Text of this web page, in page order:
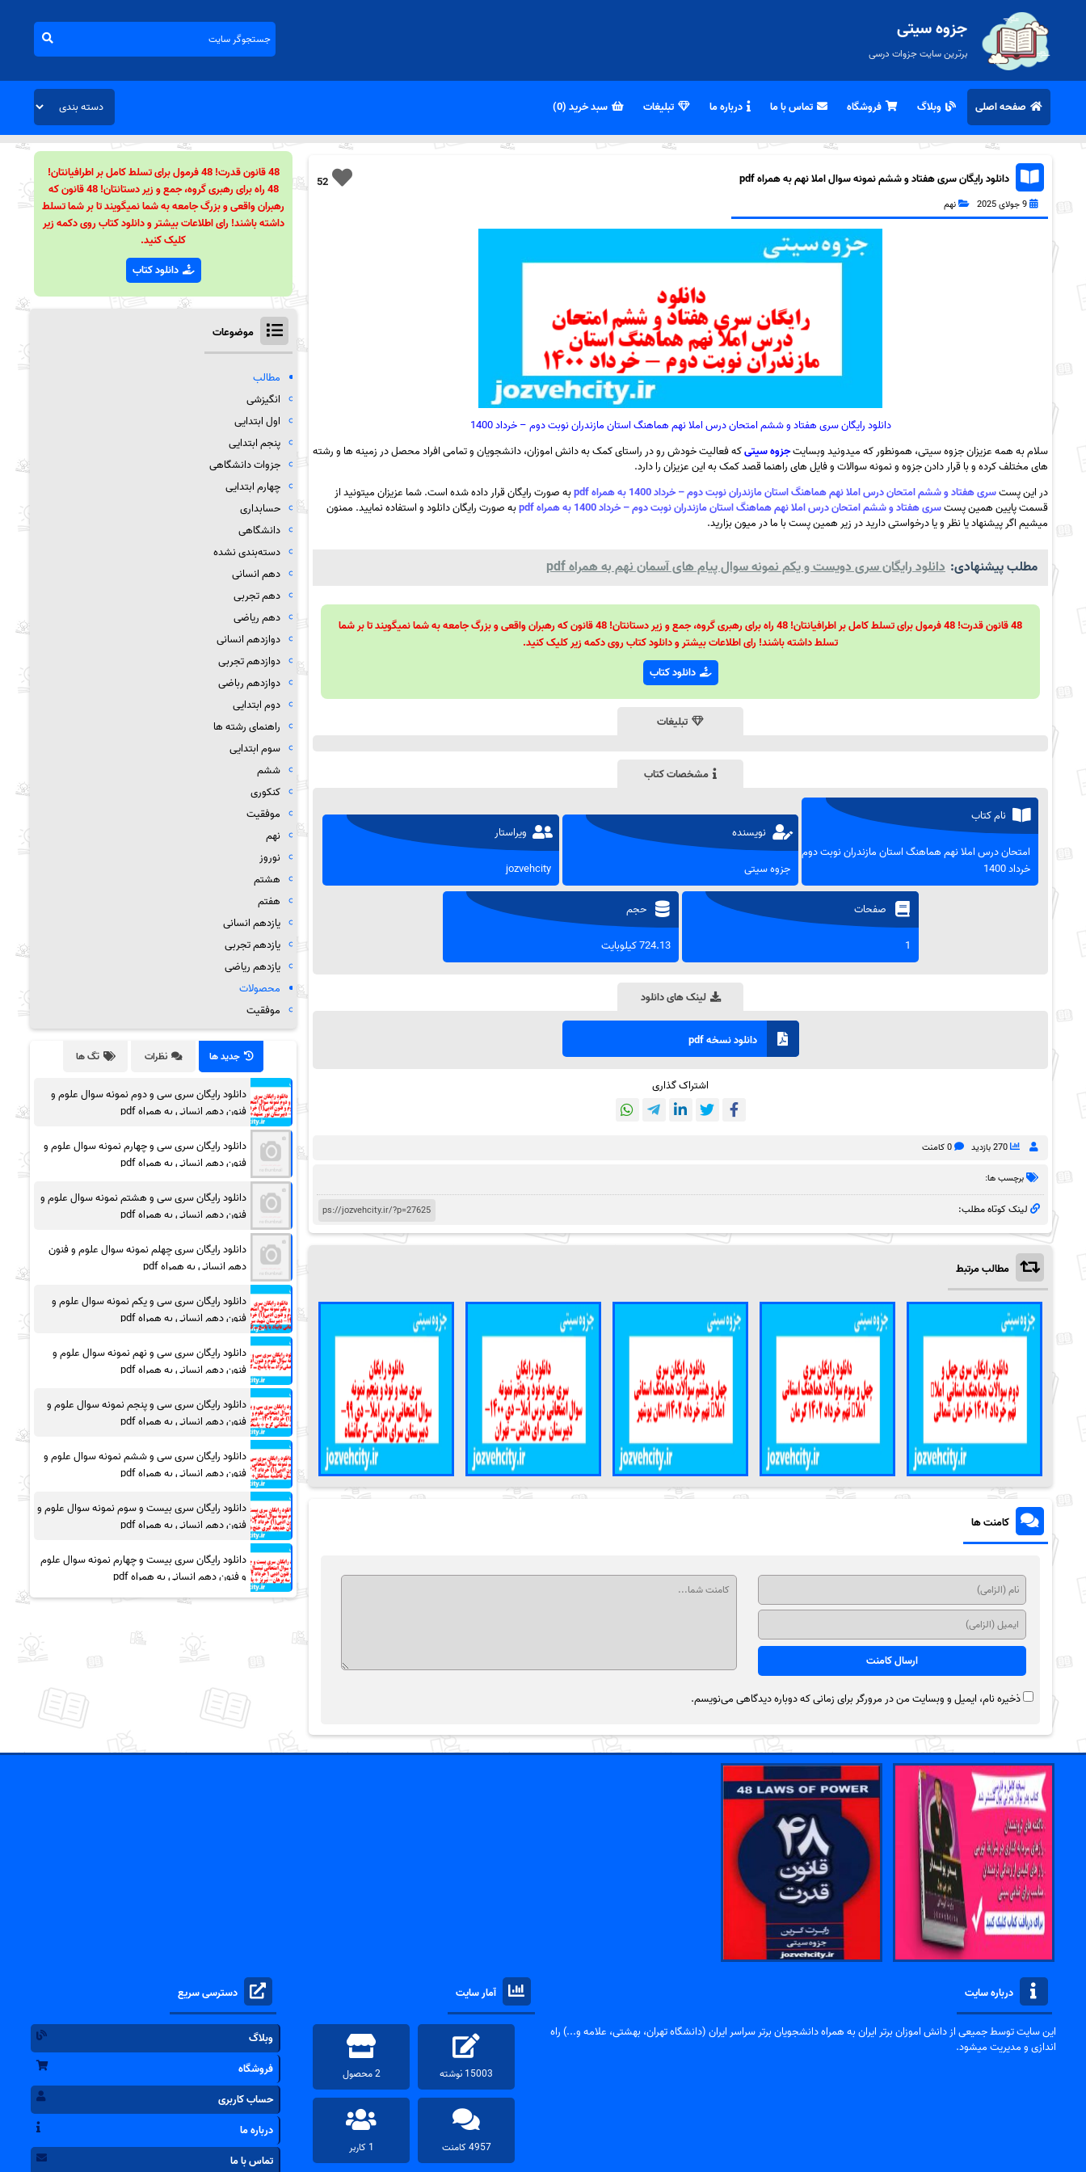
جزوه سیتی
برترین سایت جزوات درسی
صفحه اصلی وبلاگ فروشگاه تماس با ما درباره ما تبلیغات سبد خرید (0)
52 دانلود رایگان سری هفتاد و ششم نمونه سوال املا نهم به همراه pdf
9 جولای 2025 نهم
دانلود رایگان سری هفتاد و ششم امتحان درس املا نهم هماهنگ استان مازندران نوبت دوم – خرداد 1400
سلام به همه عزیزان جزوه سیتی، همونطور که میدونید وبسایتجزوه سیتیکه فعالیت خودش رو در راستای کمک به دانش اموزان، دانشجویان و تمامی افراد محصل در زمینه ها و رشته
های مختلف کرده و با قرار دادن جزوه و نمونه سوالات و فایل های راهنما قصد کمک به این عزیزان را دارد.
در این پستسری هفتاد و ششم امتحان درس املا نهم هماهنگ استان مازندران نوبت دوم – خرداد 1400 به همراه pdf
به صورت رایگان قرار داده شده است. شما عزیزان میتونید از
قسمت پایین همین پستسری هفتاد و ششم امتحان درس املا نهم هماهنگ استان مازندران نوبت دوم – خرداد 1400 به همراه pdf
به صورت رایگان دانلود و استفاده نمایید. ممنون
میشیم اگر پیشنهاد یا نظر و یا درخواستی دارید در زیر همین پست با ما در میون بزارید.
مطلب پیشنهادی: دانلود رایگان سری دویست و یکم نمونه سوال پیام های آسمان نهم به همراه pdf
48 قانون قدرت! 48 فرمول برای تسلط کامل بر اطرافیانتان! 48 راه برای رهبری گروه، جمع و زیر دستانتان! 48 قانون که رهبران واقعی و بزرگ جامعه به شما نمیگویند تا بر شما
تسلط داشته باشند! رای اطلاعات بیشتر و دانلود کتاب روی دکمه زیر کلیک کنید.
دانلود کتاب
تبلیغات
مشخصات کتاب
نام کتاب
امتحان درس املا نهم هماهنگ استان مازندران نوبت دوم -
خرداد 1400
نویسنده
جزوه سیتی
ویراستار
jozvehcity
صفحات
1
حجم
724.13 کیلوبایت
لینک های دانلود
دانلود نسخه pdf
اشتراک گذاری
270 بازدید 0 کامنت
برچسب ها:
لینک کوتاه مطلب:
مطالب مرتبط
کامنت ها
ذخیره نام، ایمیل و وبسایت من در مرورگر برای زمانی که دوباره دیدگاهی می‌نویسم.
48 قانون قدرت! 48 فرمول برای تسلط کامل بر اطرافیانتان!
48 راه برای رهبری گروه، جمع و زیر دستانتان! 48 قانون که
رهبران واقعی و بزرگ جامعه به شما نمیگویند تا بر شما تسلط
داشته باشند! رای اطلاعات بیشتر و دانلود کتاب روی دکمه زیر
کلیک کنید.
دانلود کتاب
موضوعات
مطالب
انگیزشی
اول ابتدایی
پنجم ابتدایی
جزوات دانشگاهی
چهارم ابتدایی
حسابداری
دانشگاهی
دسته‌بندی نشده
دهم انسانی
دهم تجربی
دهم ریاضی
دوازدهم انسانی
دوازدهم تجربی
دوازدهم رباضی
دوم ابتدایی
راهنمای رشته ها
سوم ابتدایی
ششم
کنکوری
موفقیت
نهم
نوروز
هشتم
هفتم
یازدهم انسانی
یازدهم تجربی
یازدهم ریاضی
محصولات
موفقیت
جدید ها نظرات تگ ها
دانلود رایگان سری سی و دوم نمونه سوال علوم و
فنون دهم انسانی به همراه pdf
دانلود رایگان سری سی و چهارم نمونه سوال علوم و
فنون دهم انسانی به همراه pdf
دانلود رایگان سری سی و هشتم نمونه سوال علوم و
فنون دهم انسانی به همراه pdf
دانلود رایگان سری چهلم نمونه سوال علوم و فنون
دهم انسانی به همراه pdf
دانلود رایگان سری سی و یکم نمونه سوال علوم و
فنون دهم انسانی به همراه pdf
دانلود رایگان سری سی و نهم نمونه سوال علوم و
فنون دهم انسانی به همراه pdf
دانلود رایگان سری سی و پنجم نمونه سوال علوم و
فنون دهم انسانی به همراه pdf
دانلود رایگان سری سی و ششم نمونه سوال علوم و
فنون دهم انسانی به همراه pdf
دانلود رایگان سری بیست و سوم نمونه سوال علوم و
فنون دهم انسانی به همراه pdf
دانلود رایگان سری بیست و چهارم نمونه سوال علوم
و فنون دهم انسانی به همراه pdf
درباره سایت
این سایت توسط جمیعی از دانش اموزان برتر ایران به همراه دانشجویان برتر سراسر ایران (دانشگاه تهران، بهشتی، علامه و...) راه
اندازی و مدیریت میشود.
آمار سایت
15003 نوشته 2 محصول
4957 کامنت 1 کاربر
دسترسی سریع
وبلاگ
فروشگاه
حساب کاربری
درباره ما
تماس با ما